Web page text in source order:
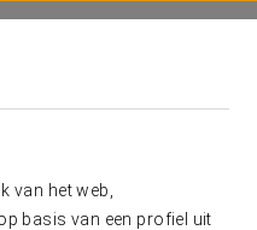
van het web,
basis van een profiel uit